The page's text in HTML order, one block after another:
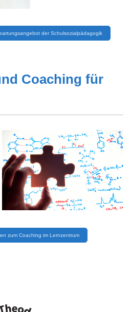
der Schulsozialpädagogik
Coaching für
zum Coaching im Lernzentrum